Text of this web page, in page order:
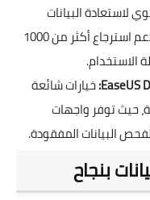
لاستعادة البيانات
المفقودة حتى بعد الفورمات. يدعم استرجاع أكثر من 1000
خيارات شائعة
حيث توفر واجهات
البيانات المفقودة.
بنجاح